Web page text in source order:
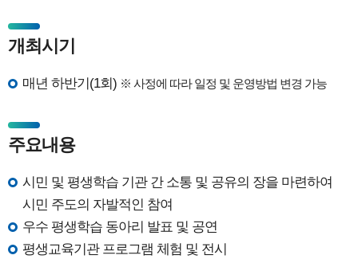
개최시기
매년 하반기(1회) ※ 사정에 따라 일정 및 운영방법 변경 가능
주요내용
시민 및 평생학습 기관 간 소통 및 공유의 장을 마련하여
시민 주도의 자발적인 참여
우수 평생학습 동아리 발표 및 공연
평생교육기관 프로그램 체험 및 전시